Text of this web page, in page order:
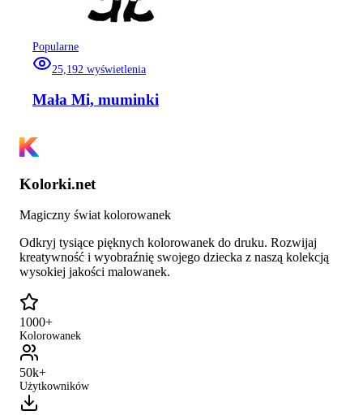
Popularne
25,192 wyświetlenia
Mała Mi, muminki
Kolorki.net
Magiczny świat kolorowanek
Odkryj tysiące pięknych kolorowanek do druku. Rozwijaj
kreatywność i wyobraźnię swojego dziecka z naszą kolekcją
wysokiej jakości malowanek.
1000+
Kolorowanek
50k+
Użytkowników